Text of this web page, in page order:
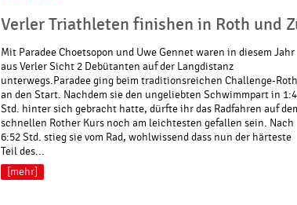
Verler Triathleten finishen in Roth und
Mit Paradee Choetsopon und Uwe Gennet waren in diesem Jahr
aus Verler Sicht 2 Debütanten auf der Langdistanz
unterwegs.Paradee ging beim traditionsreichen Challenge-Roth
an den Start. Nachdem sie den ungeliebten Schwimmpart in
Std. hinter sich gebracht hatte, dürfte ihr das Radfahren auf
schnellen Rother Kurs noch am leichtesten gefallen sein. Nach
6:52 Std. stieg sie vom Rad, wohlwissend dass nun der härteste
Teil des...
[mehr]